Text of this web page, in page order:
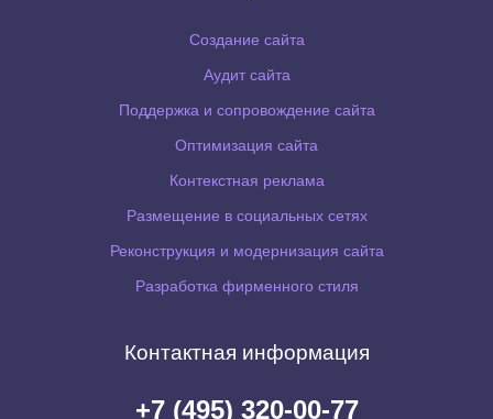
Создание сайта
Аудит сайта
Поддержка и сопровождение сайта
Оптимизация сайта
Контекстная реклама
Размещение в социальных сетях
Реконструкция и модернизация сайта
Разработка фирменного стиля
Контактная информация
+7 (495) 320-00-77